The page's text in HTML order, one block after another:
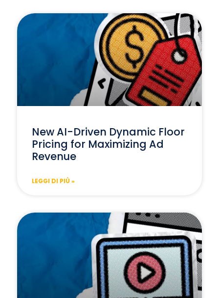
New AI-Driven Dynamic Floor
Pricing for Maximizing Ad
Revenue
LEGGI DI PIÙ »